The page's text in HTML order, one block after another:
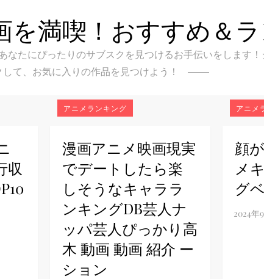
満喫！おすすめ＆
たにぴったりのサブスクを見つけるお手伝いをします！
て、お気に入りの作品を見つけよう！
収
アニメランキング
漫画アニメ映画現実
でデートしたら楽
しそうなキャララ
ンキングDB芸人ナ
ッパ芸人ぴっかり高
木 動画 動画 紹介 ー
ション
アニメ
顔
メ
グ